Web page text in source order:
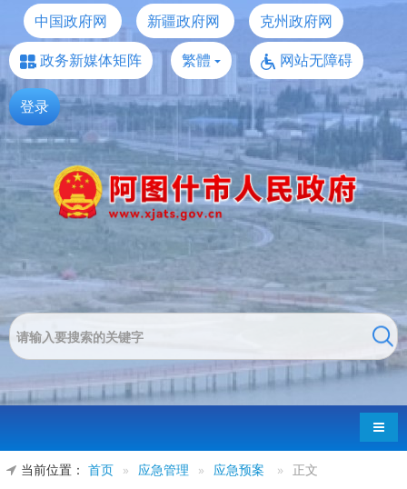
中国政府网 新疆政府网
克州政府网
政务新媒体矩阵
繁體 网站无障碍
登录
导航
当前位置： 首页 » 应急管理 » 应急预案 » 正文